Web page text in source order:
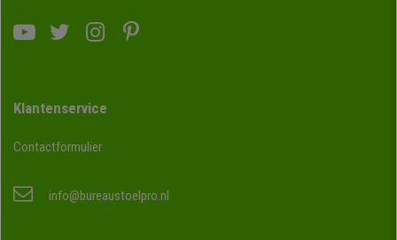
Klantenservice
Contactformulier
info@bureaustoelpro.nl